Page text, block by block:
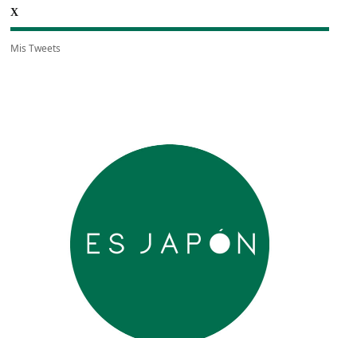
X
Mis Tweets